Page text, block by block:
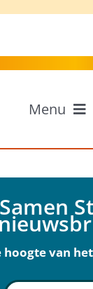
Menu
van